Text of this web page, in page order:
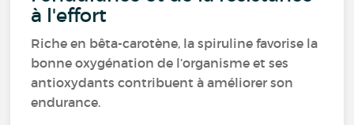
à l'effort
Riche en bêta-carotène, la spiruline favorise la
bonne oxygénation de l’organisme et ses
antioxydants contribuent à améliorer son
endurance.